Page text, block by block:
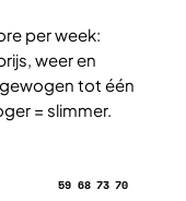
per week:
weer en
tot één
= slimmer.
59 68 73 70